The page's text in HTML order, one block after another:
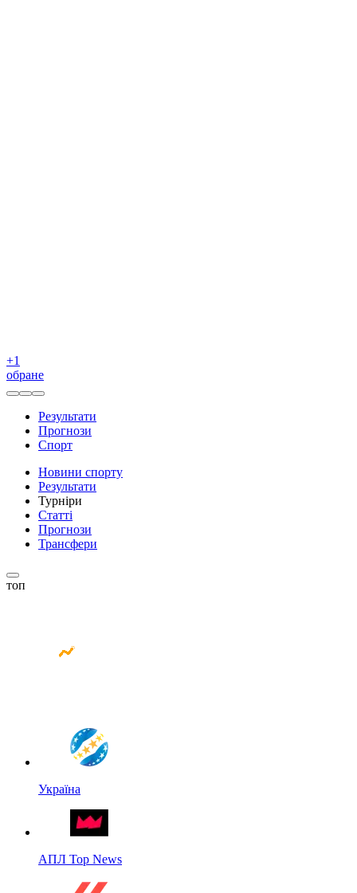
+1
обране
Результати
Прогнози
Спорт
Новини спорту
Результати
Турніри
Статті
Прогнози
Трансфери
топ
Україна
АПЛ Top News